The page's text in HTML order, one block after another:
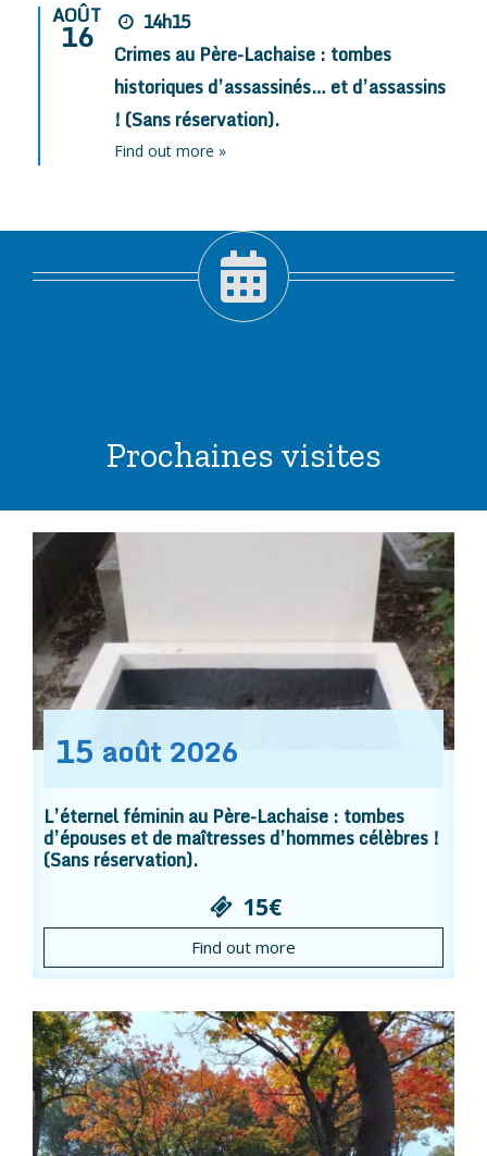
AOÛT
16
14h15
Crimes au Père-Lachaise : tombes
historiques d’assassinés… et d’assassins
! (Sans réservation).
Find out more »
Prochaines visites
15 août 2026
L’éternel féminin au Père-Lachaise : tombes
d’épouses et de maîtresses d’hommes célèbres !
(Sans réservation).
15€
Find out more